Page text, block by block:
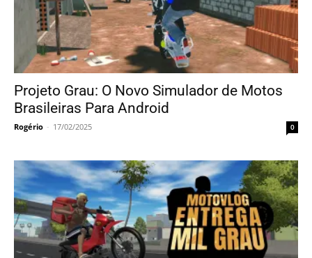
Projeto Grau: O Novo Simulador de Motos
Brasileiras Para Android
Rogério - 17/02/2025 0